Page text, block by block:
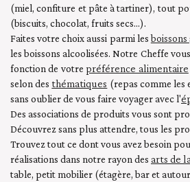
(miel, confiture et pâte à tartiner), tout
(biscuits, chocolat, fruits secs...).
Faites votre choix aussi parmi lesboissons
les boissons alcoolisées. Notre Cheffe
fonction de votrepréférence alimentaire
selon des thématiques (repas comme les
sans oublier de vous faire voyager avec l'
Des associations de produits vous sont
Découvrez sans plus attendre, tous les
Trouvez tout ce dont vous avez besoin
réalisations dans notre rayon des arts de
table, petit mobilier (étagère, bar et